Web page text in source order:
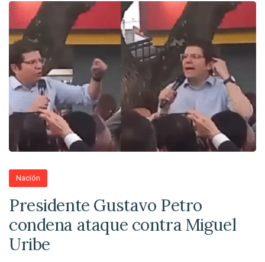
Nación
Presidente Gustavo Petro
condena ataque contra Miguel
Uribe